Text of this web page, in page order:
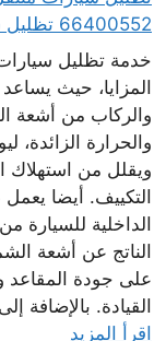
66400552 تظليل سيارة عازل حراري
خدمة تظليل
المزايا، حيث
والركاب من أشعة
والحرارة الزائدة،
ويقلل من استهلاك
التكييف. أيضا
الداخلية للسيارة
الناتج عن أشعة
على جودة المقاعد
القيادة. بالإضافة
اقرأ المزيد